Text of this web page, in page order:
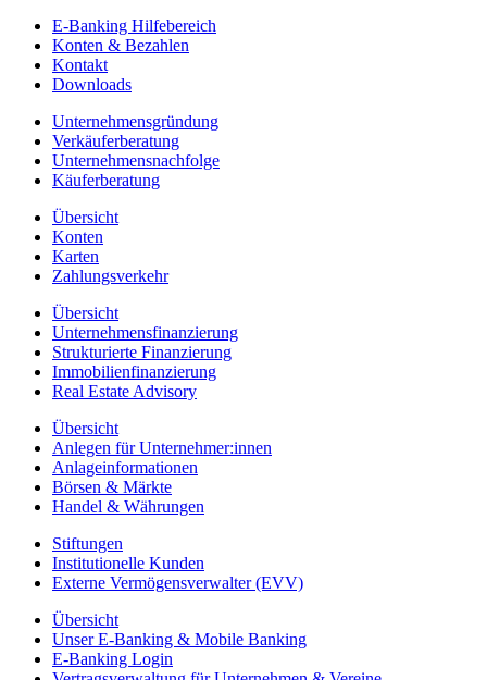
E-Banking Hilfebereich
Konten & Bezahlen
Kontakt
Downloads
Unternehmensgründung
Verkäuferberatung
Unternehmensnachfolge
Käuferberatung
Übersicht
Konten
Karten
Zahlungsverkehr
Übersicht
Unternehmensfinanzierung
Strukturierte Finanzierung
Immobilienfinanzierung
Real Estate Advisory
Übersicht
Anlegen für Unternehmer:innen
Anlageinformationen
Börsen & Märkte
Handel & Währungen
Stiftungen
Institutionelle Kunden
Externe Vermögensverwalter (EVV)
Übersicht
Unser E-Banking & Mobile Banking
E-Banking Login